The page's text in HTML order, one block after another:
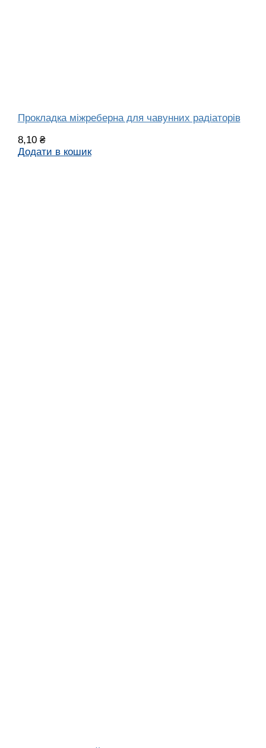
Прокладка міжреберна для чавунних радіаторів
8,10 ₴
Додати в кошик